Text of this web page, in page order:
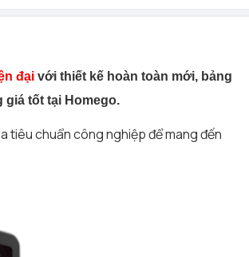
đại với thiết kế hoàn toàn mới, bảng
giá tốt tại Homego.
tiêu chuẩn công nghiệp để mang đến